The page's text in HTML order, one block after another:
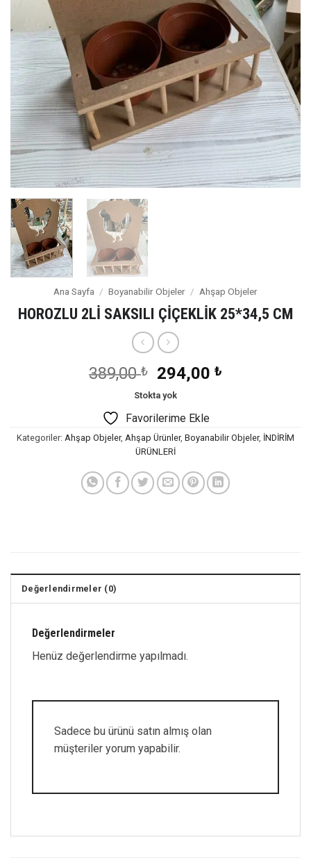
Ana Sayfa / Boyanabilir Objeler / Ahşap Objeler
HOROZLU 2Lİ SAKSILI ÇİÇEKLİK 25*34,5 CM
389,00₺
Orijinal
fiyat:
389,00 ₺.
294,00₺
294,00 ₺.
Stokta yok
Favorilerime Ekle
Kategoriler: Ahşap Objeler, Ahşap Ürünler, Boyanabilir Objeler, İNDİRİM
ÜRÜNLERİ
Değerlendirmeler (0)
Değerlendirmeler
Henüz değerlendirme yapılmadı.
Sadece bu ürünü satın almış olan
müşteriler yorum yapabilir.